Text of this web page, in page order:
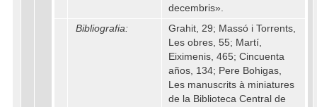
decembris».
Bibliografia:
Grahit, 29; Massó i Torrents,
Les obres, 55; Martí,
Eiximenis, 465; Cincuenta
años, 134; Pere Bohigas,
Les manuscrits à miniatures
de la Biblioteca Central de